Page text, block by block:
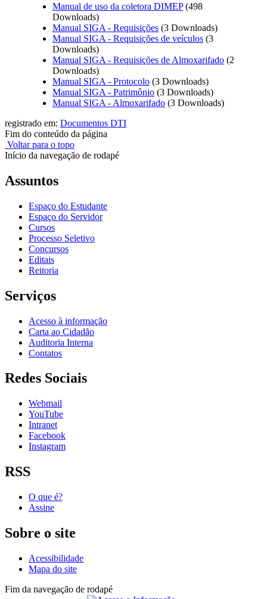
Manual de uso da coletora DIMEP (498
Downloads)
Manual SIGA - Requisições (3 Downloads)
Manual SIGA - Requisições de veículos (3
Downloads)
Manual SIGA - Requisições de Almoxarifado (2
Downloads)
Manual SIGA - Protocolo (3 Downloads)
Manual SIGA - Patrimônio (3 Downloads)
Manual SIGA - Almoxarifado (3 Downloads)
registrado em: Documentos DTI
Fim do conteúdo da página
Voltar para o topo
Início da navegação de rodapé
Assuntos
Espaço do Estudante
Espaço do Servidor
Cursos
Processo Seletivo
Concursos
Editais
Reitoria
Serviços
Acesso à informação
Carta ao Cidadão
Auditoria Interna
Contatos
Redes Sociais
Webmail
YouTube
Intranet
Facebook
Instagram
RSS
O que é?
Assine
Sobre o site
Acessibilidade
Mapa do site
Fim da navegação de rodapé